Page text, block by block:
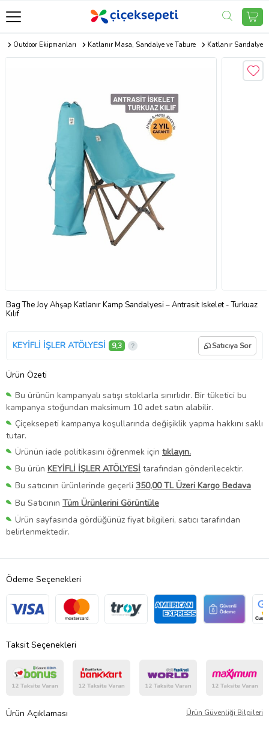
Outdoor Ekipmanları Katlanır Masa, Sandalye ve Tabure Katlanır Sandalye
Bag The Joy Ahşap Katlanır Kamp Sandalyesi – Antrasit İskelet - Turkuaz
Kılıf
KEYİFLİ İŞLER ATÖLYESİ 9,3 Satıcıya Sor
Ürün Özeti
Bu ürünün kampanyalı satışı stoklarla sınırlıdır. Bir tüketici bu
kampanya stoğundan maksimum 10 adet satın alabilir.
Çiçeksepeti kampanya koşullarında değişiklik yapma hakkını saklı
tutar.
Ürünün iade politikasını öğrenmek için tıklayın.
Bu ürün KEYİFLİ İŞLER ATÖLYESİ tarafından gönderilecektir.
Bu satıcının ürünlerinde geçerli 350,00 TL Üzeri Kargo Bedava
Bu Satıcının Tüm Ürünlerini Görüntüle
Ürün sayfasında gördüğünüz fiyat bilgileri, satıcı tarafından
belirlenmektedir.
Ödeme Seçenekleri
Taksit Seçenekleri
Ürün Açıklaması Ürün Güvenliği Bilgileri